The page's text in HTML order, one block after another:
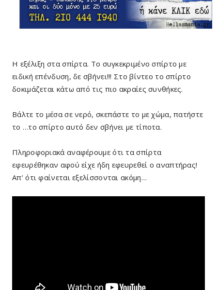
Η εξέλιξη στα σπίρτα. Το συγκεκριμένο σπίρτο με
ειδική επένδυση, δε σβήνει!!! Στο βίντεο το σπίρτο
δοκιμάζεται κάτω από τις πιο ακραίες συνθήκες.
Βάλτε το μέσα σε νερό, σκεπάστε το με χώμα, πατήστε
το …το σπίρτο αυτό δεν σβήνει με τίποτα.
Πληροφοριακά αναφέρουμε ότι τα σπίρτα
εφευρέθηκαν αφού είχε ήδη εφευρεθεί ο αναπτήρας!
Απ’ ότι φαίνεται εξελίσσονται ακόμη…